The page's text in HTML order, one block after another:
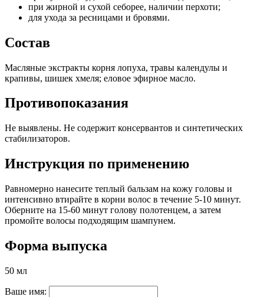
при жирной и сухой себорее, наличии перхоти;
для ухода за ресницами и бровями.
Состав
Масляные экстракты корня лопуха, травы календулы и
крапивы, шишек хмеля; еловое эфирное масло.
Противопоказания
Не выявлены. Не содержит консервантов и синтетических
стабилизаторов.
Инструкция по применению
Равномерно нанесите теплый бальзам на кожу головы и
интенсивно втирайте в корни волос в течение 5-10 минут.
Оберните на 15-60 минут голову полотенцем, а затем
промойте волосы подходящим шампунем.
Форма выпуска
50 мл
Ваше имя: